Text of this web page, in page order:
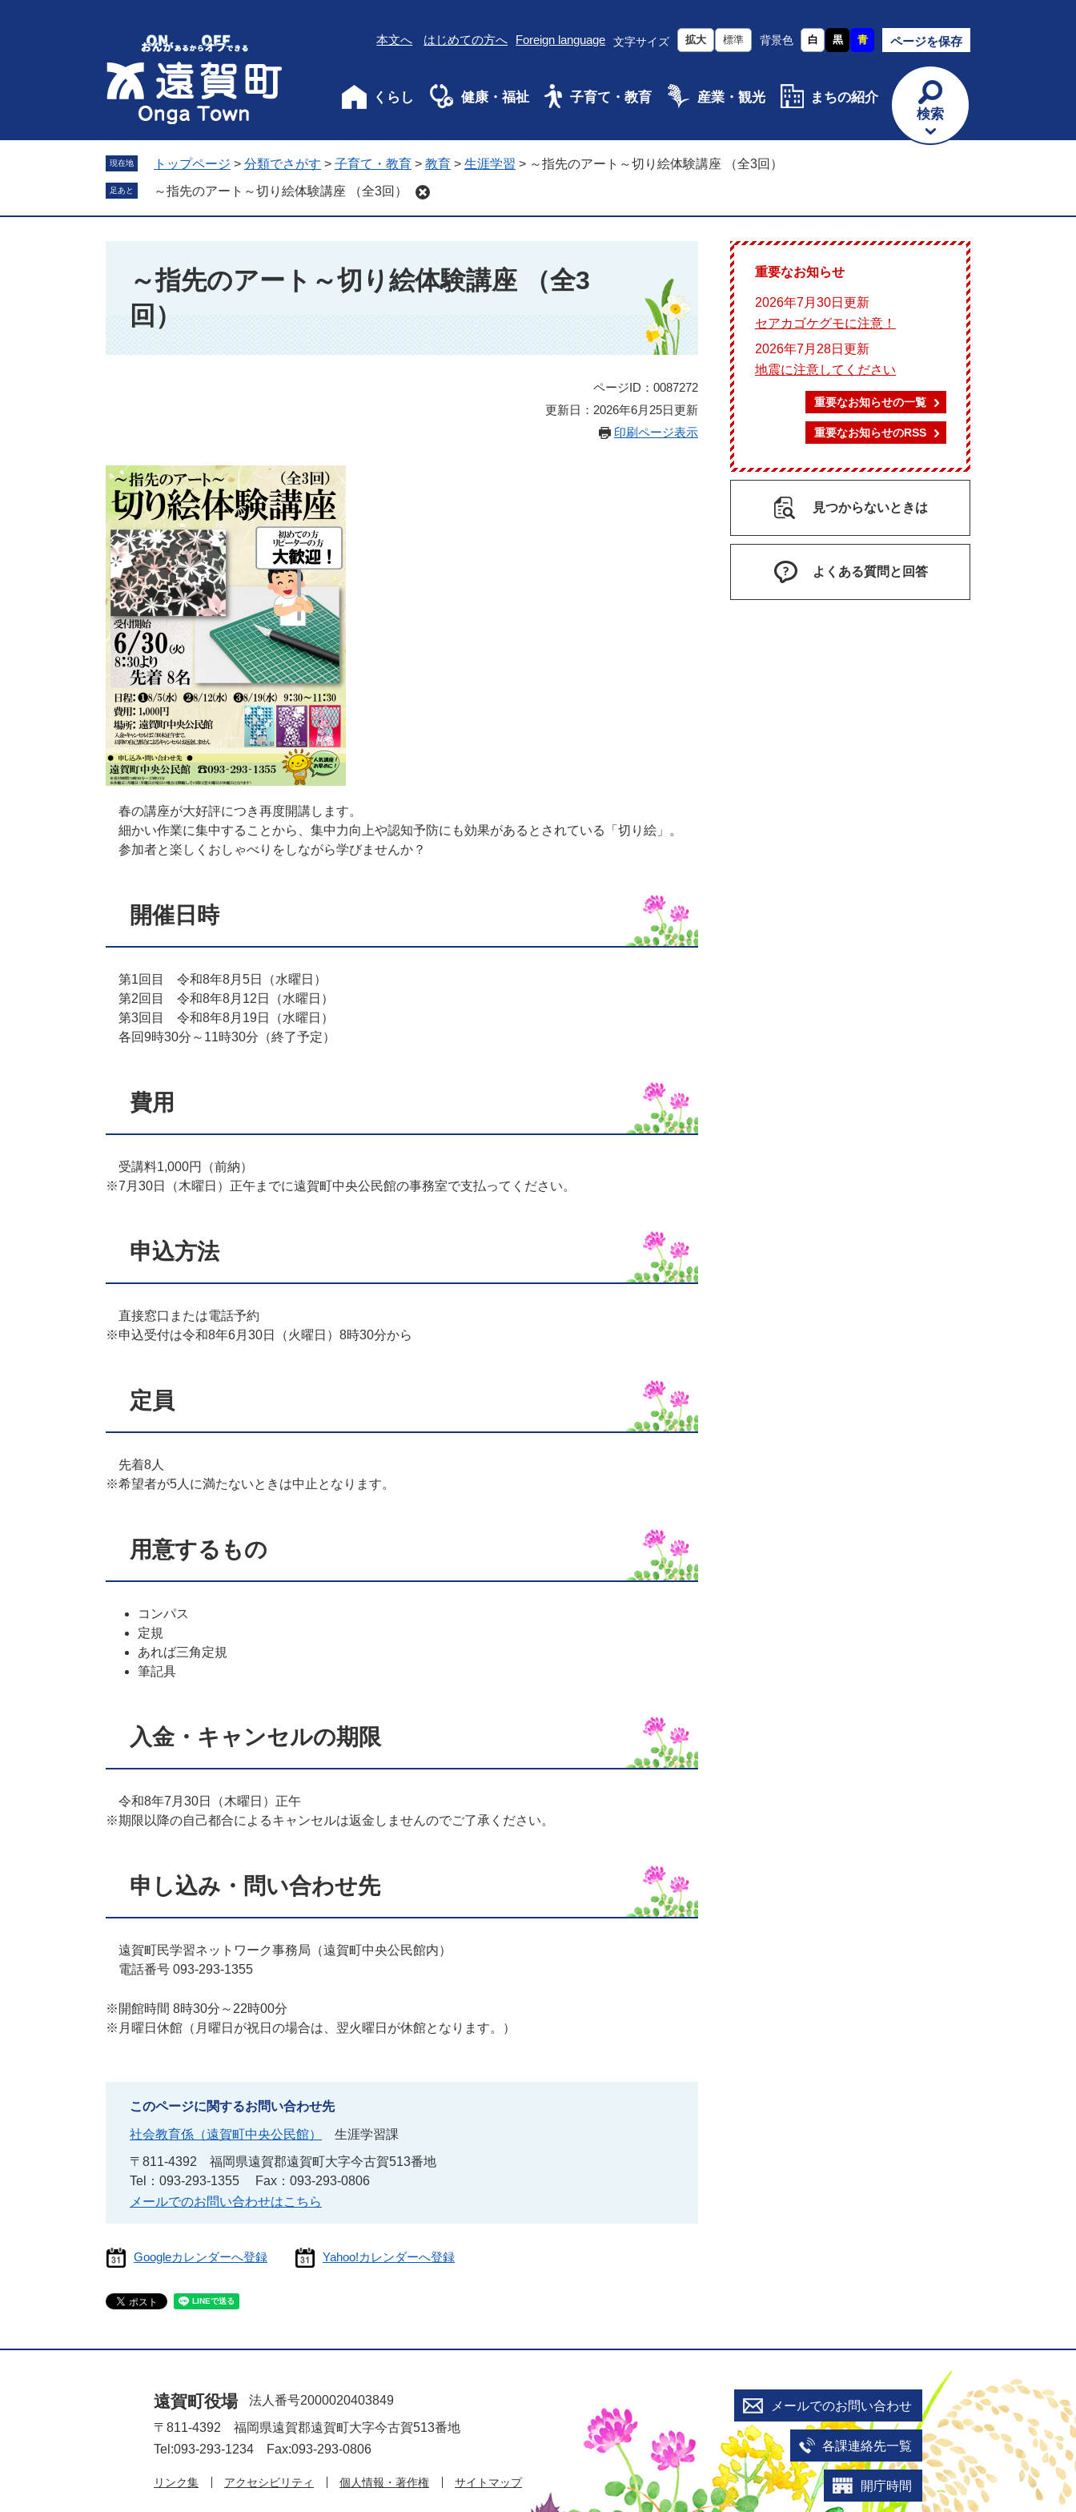
す
し
へ
本文へ はじめての方へ Foreign language 文字サイズ 拡大 標準 背景色 白 黒 青 ページを保存
くらし 健康・福祉 子育て・教育 産業・観光
まちの紹介
検索
現在地 トップページ > 分類でさがす > 子育て・教育 > 教育 > 生涯学習 > ～指先のアート～切り絵体験講座 （全3回）
足あと ～指先のアート～切り絵体験講座 （全3回）
～指先のアート～切り絵体験講座 （全3
回）
ページID：0087272
更新日：2026年6月25日更新
印刷ページ表示
春の講座が大好評につき再度開講します。
細かい作業に集中することから、集中力向上や認知予防にも効果があるとされている「切り絵」。
参加者と楽しくおしゃべりをしながら学びませんか？
開催日時
第1回目 令和8年8月5日（水曜日）
第2回目 令和8年8月12日（水曜日）
第3回目 令和8年8月19日（水曜日）
各回9時30分～11時30分（終了予定）
費用
受講料1,000円（前納）
※7月30日（木曜日）正午までに遠賀町中央公民館の事務室で支払ってください。
申込方法
直接窓口または電話予約
※申込受付は令和8年6月30日（火曜日）8時30分から
定員
先着8人
※希望者が5人に満たないときは中止となります。
用意するもの
コンパス
定規
あれば三角定規
筆記具
入金・キャンセルの期限
令和8年7月30日（木曜日）正午
※期限以降の自己都合によるキャンセルは返金しませんのでご了承ください。
申し込み・問い合わせ先
遠賀町民学習ネットワーク事務局（遠賀町中央公民館内）
電話番号 093-293-1355
※開館時間 8時30分～22時00分
※月曜日休館（月曜日が祝日の場合は、翌火曜日が休館となります。）
このページに関するお問い合わせ先
社会教育係（遠賀町中央公民館）
生涯学習課
〒811-4392
福岡県遠賀郡遠賀町大字今古賀513番地
Tel：093-293-1355
Fax：093-293-0806
メールでのお問い合わせはこちら
Googleカレンダーへ登録 Yahoo!カレンダーへ登録
重要なお知らせ
2026年7月30日更新
セアカゴケグモに注意！
2026年7月28日更新
地震に注意してください
重要なお知らせの一覧
重要なお知らせのRSS
見つからないときは
よくある質問と回答
遠賀町役場
法人番号2000020403849
〒811-4392 福岡県遠賀郡遠賀町大字今古賀513番地
Tel:093-293-1234 Fax:093-293-0806
リンク集 アクセシビリティ 個人情報・著作権 サイトマップ
メールでのお問い合わせ
各課連絡先一覧
開庁時間